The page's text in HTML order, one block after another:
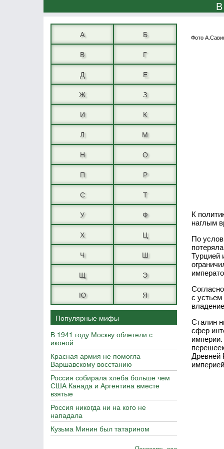
А
Б
В
Г
Д
Е
Ж
З
И
К
Л
М
Н
О
П
Р
С
Т
У
Ф
Х
Ц
Ч
Ш
Щ
Э
Ю
Я
Популярные мифы
В 1941 году Москву облетели с
иконой
Красная армия не помогла
Варшавскому восстанию
Россия собирала хлеба больше чем
США Канада и Аргентина вместе
взятые
Россия никогда ни на кого не
нападала
Кузьма Минин был татарином
Фото
К
наглым
По
Турцией
с
Сталин
сфер
Древней